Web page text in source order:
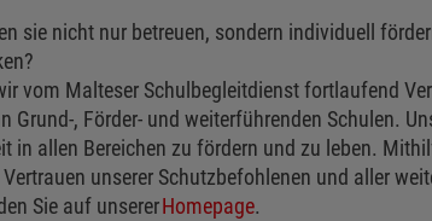
sie nicht nur betreuen, sondern individuell
vom Malteser Schulbegleitdienst fortlaufend
, Förder- und weiterführenden Schulen.
in allen Bereichen zu fördern und zu leben.
unserer Schutzbefohlenen und aller
Sie auf unsererHomepage.